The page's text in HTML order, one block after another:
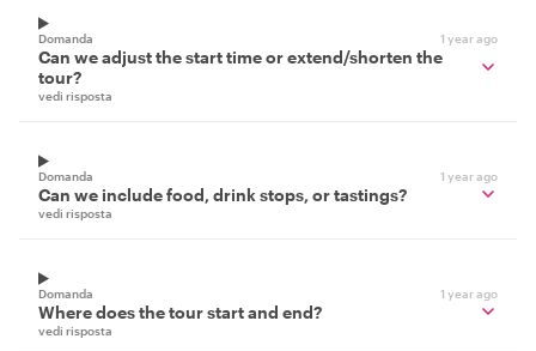
Domanda 1 year ago
Can we adjust the start time or extend/shorten the
tour?
vedi risposta
Domanda 1 year ago
Can we include food, drink stops, or tastings?
vedi risposta
Domanda 1 year ago
Where does the tour start and end?
vedi risposta